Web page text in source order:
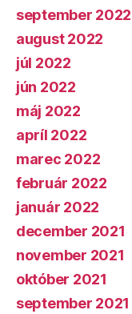
september 2022
august 2022
júl 2022
jún 2022
máj 2022
apríl 2022
marec 2022
február 2022
január 2022
december 2021
november 2021
október 2021
september 2021